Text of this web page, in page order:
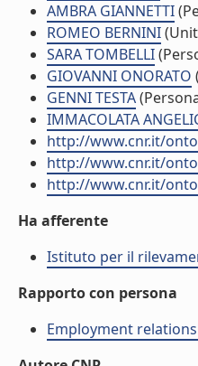
AMBRA GIANNETTI
ROMEO BERNINI
SARA TOMBELLI
GIOVANNI ONORATO
GENNI TESTA
IMMACOLATA
http://www.cnr.it/
http://www.cnr.it/
http://www.cnr.it/
Ha afferente
Istituto per il
Rapporto con persona
Employment